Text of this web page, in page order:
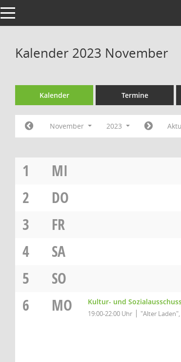
Toggle navigation
Kalender 2023 November
Kalender Termine
November 2023
1
MI
2
DO
3
FR
4
SA
5
SO
6
MO Kultur- und
19:00-22:00 Uhr "Alter